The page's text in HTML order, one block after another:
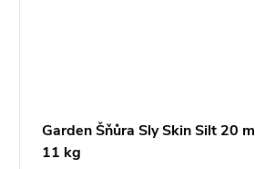
Garden Šňůra Sly Skin Silt 20 m
11 kg